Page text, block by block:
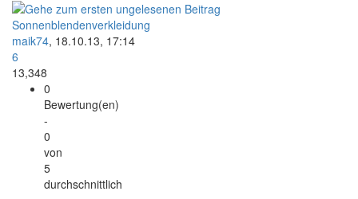
Sonnenblendenverkleidung
maik74, 18.10.13, 17:14
6
13,348
0
Bewertung(en)
-
0
von
5
durchschnittlich